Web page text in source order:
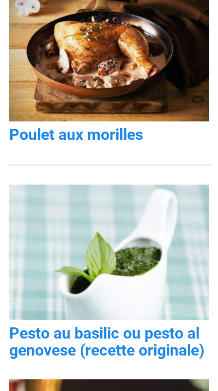
Poulet aux morilles
Pesto au basilic ou pesto al
genovese (recette originale)